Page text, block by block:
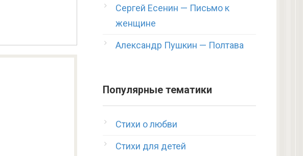
Сергей Есенин — Письмо к
женщине
Александр Пушкин — Полтава
Популярные тематики
Стихи о любви
Стихи для детей